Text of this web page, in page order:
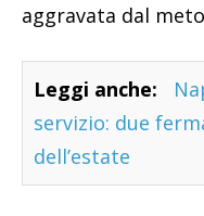
aggravata dal
Leggi anche:
servizio: due
dell’estate